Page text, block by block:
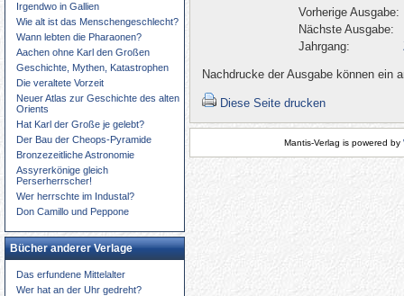
Vorherige Ausgabe:
Nächste Ausgabe:
Jahrgang:
Nachdrucke der Ausgabe können ein
Diese Seite drucken
Irgendwo in Gallien
Wie alt ist das Menschengeschlecht?
Wann lebten die Pharaonen?
Aachen ohne Karl den Großen
Geschichte, Mythen, Katastrophen
Die veraltete Vorzeit
Neuer Atlas zur Geschichte des alten
Orients
Hat Karl der Große je gelebt?
Der Bau der Cheops-Pyramide
Bronzezeitliche Astronomie
Assyrerkönige gleich
Perserherrscher!
Wer herrschte im Industal?
Don Camillo und Peppone
Bücher anderer Verlage
Das erfundene Mittelalter
Wer hat an der Uhr gedreht?
Mantis-Verlag is powered by